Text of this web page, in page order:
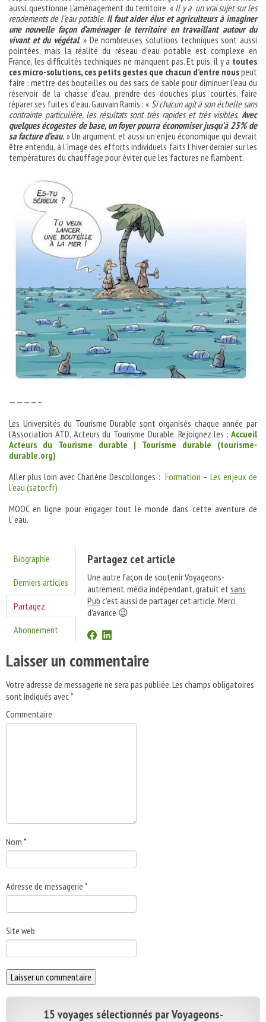
aussi, questionne l’aménagement du territoire. « Il y a un vrai sujet sur les
rendements de l’eau potable. Il faut aider élus et agriculteurs à imaginer
une nouvelle façon d’aménager le territoire en travaillant autour du
vivant et du végétal. » De nombreuses solutions techniques sont aussi
pointées, mais la réalité du réseau d’eau potable est complexe en
France, les difficultés techniques ne manquent pas. Et puis, il y a toutes
ces micro-solutions, ces petits gestes que chacun d’entre nouspeut
faire : mettre des bouteilles ou des sacs de sable pour diminuer l’eau du
réservoir de la chasse d’eau, prendre des douches plus courtes, faire
réparer ses fuites d’eau. Gauvain Ramis : « Si chacun agit à son échelle sans
contrainte particulière, les résultats sont très rapides et très visibles. Avec
quelques écogestes de base, un foyer pourra économiser jusqu’à 25% de
sa facture d’eau. » Un argument et aussi un enjeu économique qui devrait
être entendu, à l’image des efforts individuels faits l’hiver dernier sur les
températures du chauffage pour éviter que les factures ne flambent.
————–
Les Universités du Tourisme Durable sont organisés chaque année par
l’Association ATD, Acteurs du Tourisme Durable. Rejoignez les : Accueil
Acteurs du Tourisme durable | Tourisme durable (tourisme-
durable.org)
Aller plus loin avec Charlène Descollonges : Formation – Les enjeux de
l’eau (sator.fr)
MOOC en ligne pour engager tout le monde dans cette aventure de
l’ eau.
Biographie
Derniers articles
Partagez
Abonnement
Partagez cet article
Une autre façon de soutenir Voyageons-
autrement, média indépendant, gratuit etsans
Pub c'est aussi de partager cet article. Merci
d'avance 😉
Laisser un commentaire
Votre adresse de messagerie ne sera pas publiée.Les champs obligatoires
sont indiqués avec*
Commentaire
Nom *
Adresse de messagerie *
Site web
15 voyages sélectionnés par Voyageons-